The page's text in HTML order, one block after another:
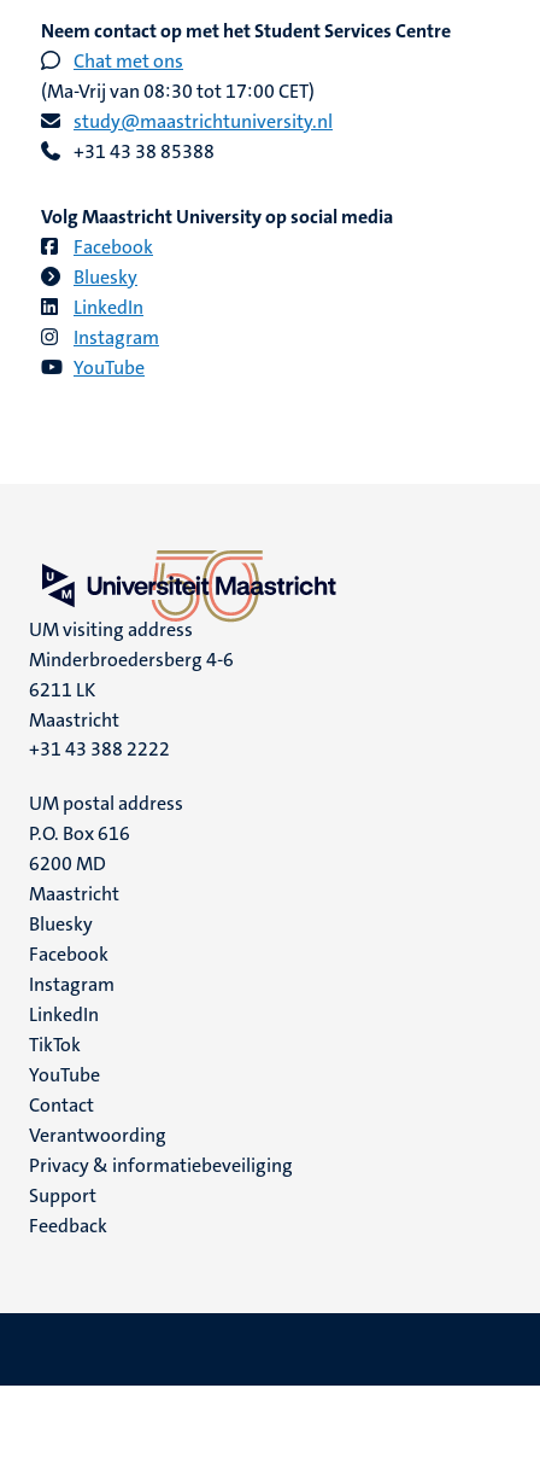
Neem contact op met het Student Services Centre
Chat met ons
(Ma-Vrij van 08:30 tot 17:00 CET)
study@maastrichtuniversity.nl
+31 43 38 85388
Volg Maastricht University op social media
Facebook
Bluesky
LinkedIn
Instagram
YouTube
UM visiting address
Minderbroedersberg 4-6
6211 LK
Maastricht
+31 43 388 2222
UM postal address
P.O. Box 616
6200 MD
Maastricht
Social
media
Bluesky
Facebook
Instagram
LinkedIn
TikTok
YouTube
Menu
footer
(NL)
Contact
Verantwoording
Privacy & informatiebeveiliging
Support
Feedback